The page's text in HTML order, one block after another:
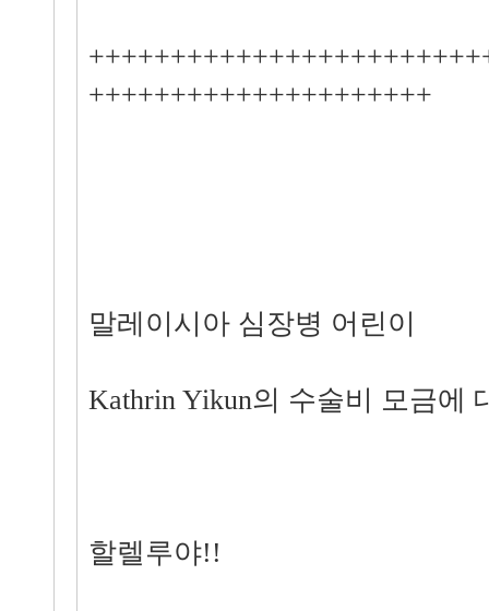
+++++++++++++++++++++
말레이시아 심장병 어린이
Kathrin Yikun의 수술비 모금에
할렐루야!!